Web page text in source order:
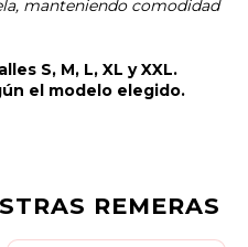
manteniendo comodidad
S, M, L, XL y XXL.
el modelo elegido.
REMERAS